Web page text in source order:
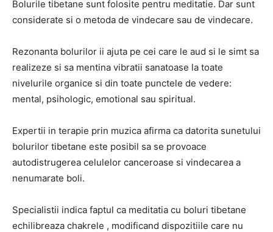
Bolurile tibetane sunt folosite pentru meditatie. Dar sunt
considerate si o metoda de vindecare sau de vindecare.
Rezonanta bolurilor ii ajuta pe cei care le aud si le simt sa
realizeze si sa mentina vibratii sanatoase la toate
nivelurile organice si din toate punctele de vedere:
mental, psihologic, emotional sau spiritual.
Expertii in terapie prin muzica afirma ca datorita sunetului
bolurilor tibetane este posibil sa se provoace
autodistrugerea celulelor canceroase si vindecarea a
nenumarate boli.
Specialistii indica faptul ca meditatia cu boluri tibetane
echilibreaza chakrele , modificand dispozitiile care nu